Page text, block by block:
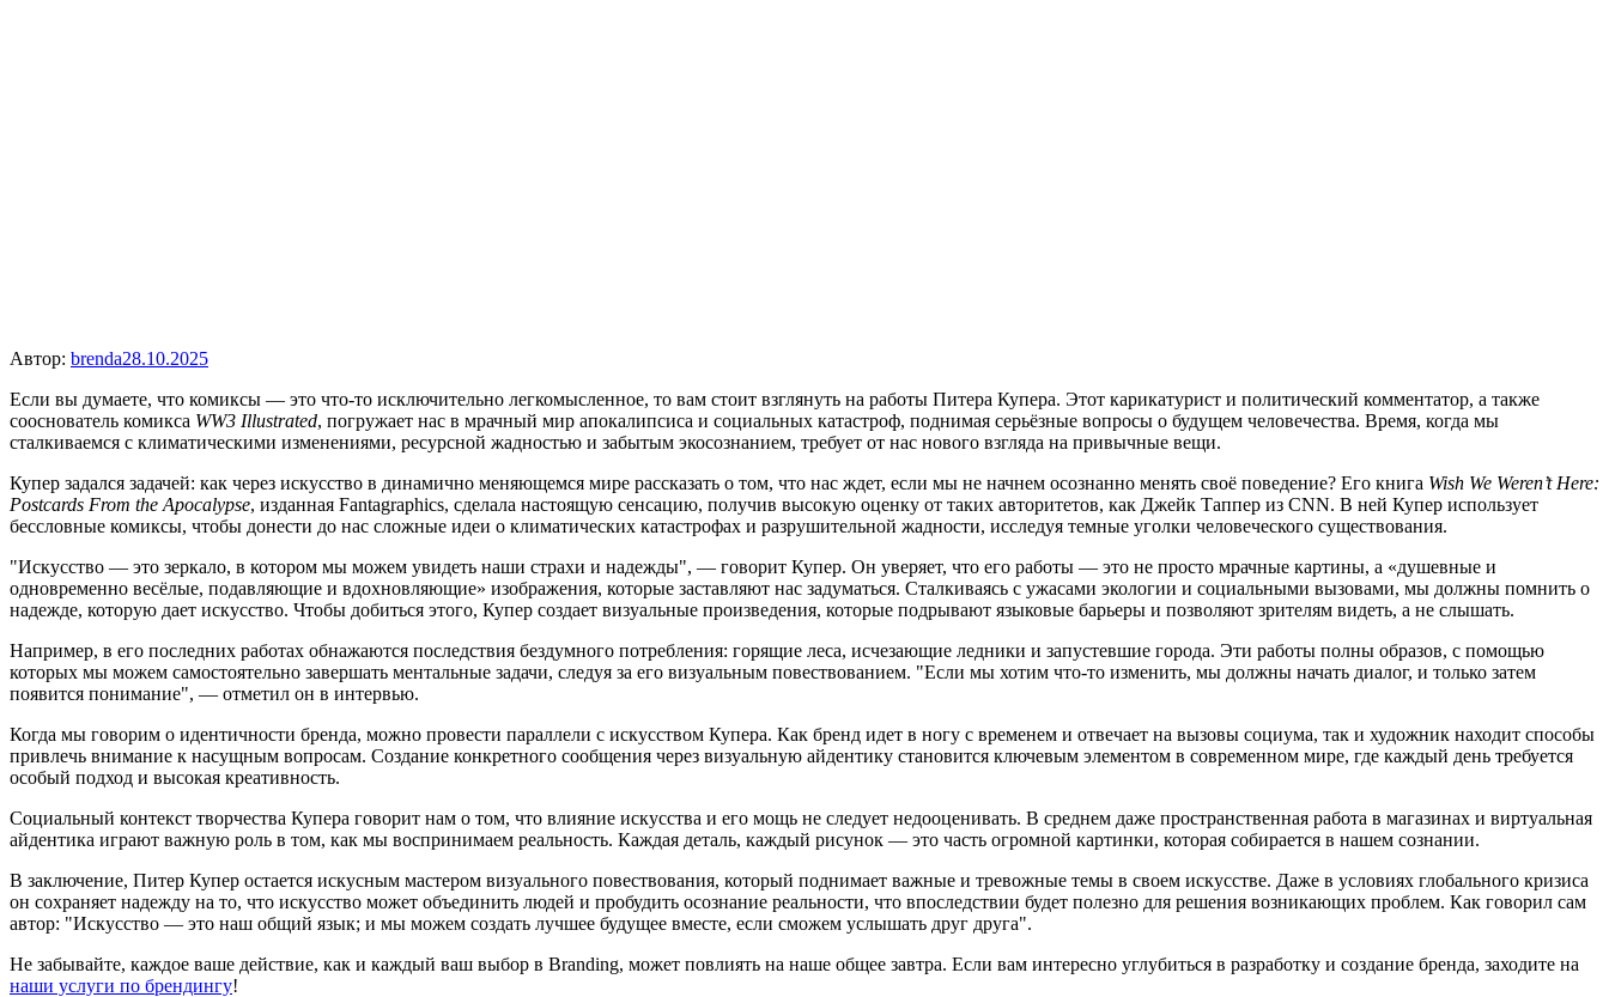
Автор: brenda28.10.2025
Если вы думаете, что комиксы — это что-то исключительно легкомысленное, то вам стоит взглянуть на работы Питера Купера. Этот карикатурист и политический комментатор, а также
сооснователь комикса WW3 Illustrated, погружает нас в мрачный мир апокалипсиса и социальных катастроф, поднимая серьёзные вопросы о будущем человечества. Время, когда мы
сталкиваемся с климатическими изменениями, ресурсной жадностью и забытым экосознанием, требует от нас нового взгляда на привычные вещи.
Купер задался задачей: как через искусство в динамично меняющемся мире рассказать о том, что нас ждет, если мы не начнем осознанно менять своё поведение? Его книга Wish We Weren’t Here:
Postcards From the Apocalypse, изданная Fantagraphics, сделала настоящую сенсацию, получив высокую оценку от таких авторитетов, как Джейк Таппер из CNN. В ней Купер использует
бессловные комиксы, чтобы донести до нас сложные идеи о климатических катастрофах и разрушительной жадности, исследуя темные уголки человеческого существования.
"Искусство — это зеркало, в котором мы можем увидеть наши страхи и надежды", — говорит Купер. Он уверяет, что его работы — это не просто мрачные картины, а «душевные и
одновременно весёлые, подавляющие и вдохновляющие» изображения, которые заставляют нас задуматься. Сталкиваясь с ужасами экологии и социальными вызовами, мы должны помнить о
надежде, которую дает искусство. Чтобы добиться этого, Купер создает визуальные произведения, которые подрывают языковые барьеры и позволяют зрителям видеть, а не слышать.
Например, в его последних работах обнажаются последствия бездумного потребления: горящие леса, исчезающие ледники и запустевшие города. Эти работы полны образов, с помощью
которых мы можем самостоятельно завершать ментальные задачи, следуя за его визуальным повествованием. "Если мы хотим что-то изменить, мы должны начать диалог, и только затем
появится понимание", — отметил он в интервью.
Когда мы говорим о идентичности бренда, можно провести параллели с искусством Купера. Как бренд идет в ногу с временем и отвечает на вызовы социума, так и художник находит способы
привлечь внимание к насущным вопросам. Создание конкретного сообщения через визуальную айдентику становится ключевым элементом в современном мире, где каждый день требуется
особый подход и высокая креативность.
Социальный контекст творчества Купера говорит нам о том, что влияние искусства и его мощь не следует недооценивать. В среднем даже пространственная работа в магазинах и виртуальная
айдентика играют важную роль в том, как мы воспринимаем реальность. Каждая деталь, каждый рисунок — это часть огромной картинки, которая собирается в нашем сознании.
В заключение, Питер Купер остается искусным мастером визуального повествования, который поднимает важные и тревожные темы в своем искусстве. Даже в условиях глобального кризиса
он сохраняет надежду на то, что искусство может объединить людей и пробудить осознание реальности, что впоследствии будет полезно для решения возникающих проблем. Как говорил сам
автор: "Искусство — это наш общий язык; и мы можем создать лучшее будущее вместе, если сможем услышать друг друга".
Не забывайте, каждое ваше действие, как и каждый ваш выбор в Branding, может повлиять на наше общее завтра. Если вам интересно углубиться в разработку и создание бренда, заходите на
наши услуги по брендингу!